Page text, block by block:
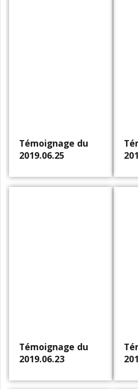
Témoignage du
2019.06.25
Témoignage du
2019.06.23